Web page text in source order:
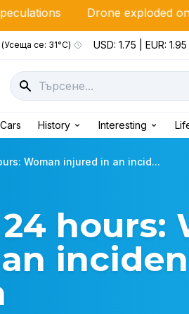
Drone exploded on Bulgarian
(Усеща се: 31°C) USD: 1.75 | EUR: 1.95
Cars History Interesting
Woman injured in an incid...
hours: